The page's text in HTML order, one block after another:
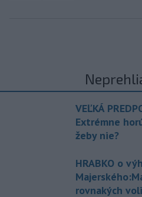
VEĽKÁ
Extrémne
žeby nie?
HRABKO o
rovnakých